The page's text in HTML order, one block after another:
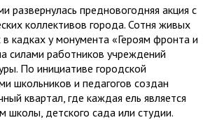
развернулась предновогодняя акция с
коллективов города. Сотня живых
в кадках у монумента «Героям фронта и
силами работников учреждений
По инициативе городской
школьников и педагогов создан
квартал, где каждая ель является
школы, детского сада или студии.